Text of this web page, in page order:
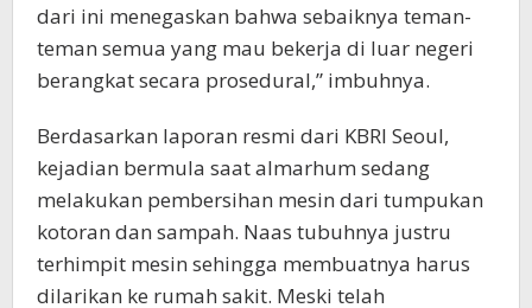
dari ini menegaskan bahwa sebaiknya teman-
teman semua yang mau bekerja di luar negeri
berangkat secara prosedural,” imbuhnya.
Berdasarkan laporan resmi dari KBRI Seoul,
kejadian bermula saat almarhum sedang
melakukan pembersihan mesin dari tumpukan
kotoran dan sampah. Naas tubuhnya justru
terhimpit mesin sehingga membuatnya harus
dilarikan ke rumah sakit. Meski telah